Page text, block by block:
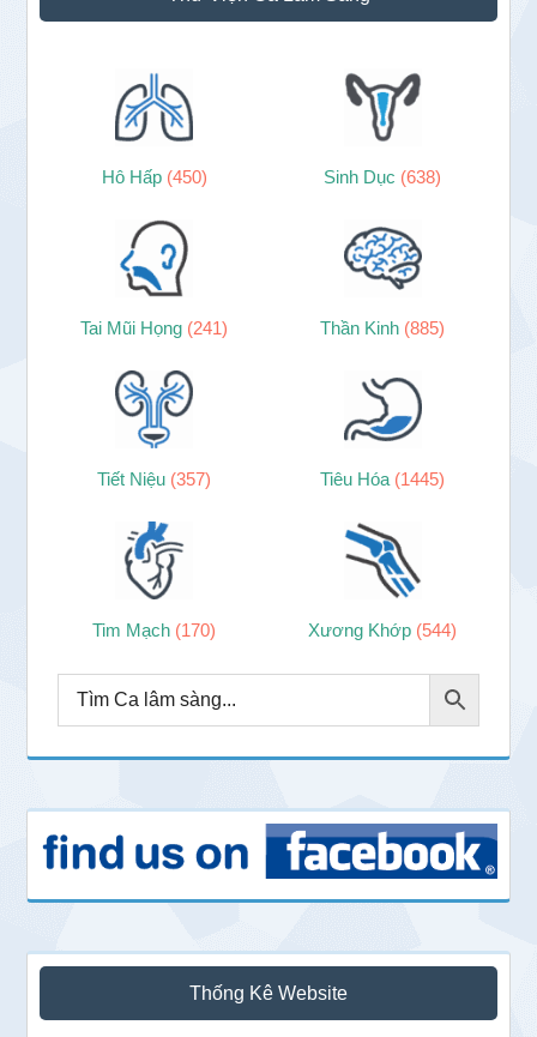
Hô Hấp (450) Sinh Dục (638)
Tai Mũi Họng (241) Thần Kinh (885)
Tiết Niệu (357) Tiêu Hóa (1445)
Tim Mạch (170) Xương Khớp (544)
Thống Kê Website